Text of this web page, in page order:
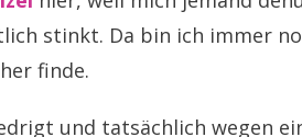
stinkt. Da bin ich immer
finde.
und tatsächlich wegen